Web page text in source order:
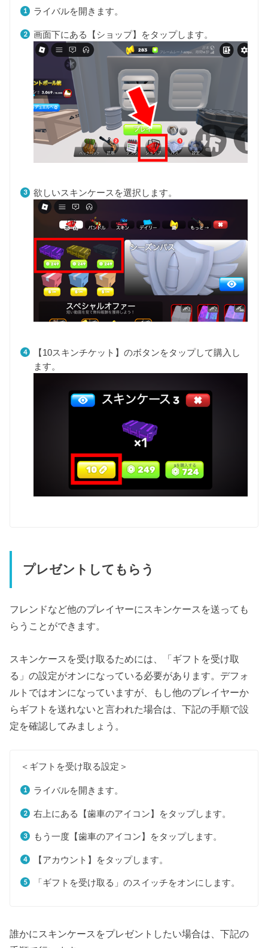
ライバルを開きます。
画面下にある【ショップ】をタップします。
欲しいスキンケースを選択します。
【10スキンチケット】のボタンをタップして購入し
ます。
プレゼントしてもらう
フレンドなど他のプレイヤーにスキンケースを送っても
らうことができます。
スキンケースを受け取るためには、「ギフトを受け取
る」の設定がオンになっている必要があります。デフォ
ルトではオンになっていますが、もし他のプレイヤーか
らギフトを送れないと言われた場合は、下記の手順で設
定を確認してみましょう。
＜ギフトを受け取る設定＞
ライバルを開きます。
右上にある【歯車のアイコン】をタップします。
もう一度【歯車のアイコン】をタップします。
【アカウント】をタップします。
「ギフトを受け取る」のスイッチをオンにします。
誰かにスキンケースをプレゼントしたい場合は、下記の